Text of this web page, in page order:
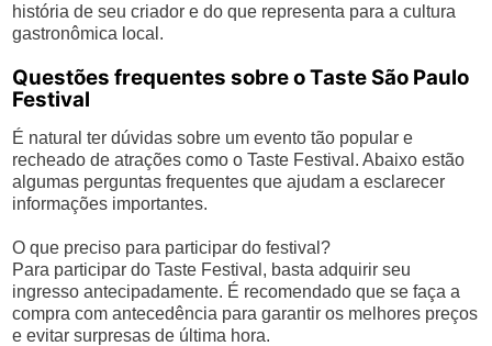
história de seu criador e do que representa para a cultura
gastronômica local.
Questões frequentes sobre o Taste São Paulo
Festival
É natural ter dúvidas sobre um evento tão popular e
recheado de atrações como o Taste Festival. Abaixo estão
algumas perguntas frequentes que ajudam a esclarecer
informações importantes.
O que preciso para participar do festival?
Para participar do Taste Festival, basta adquirir seu
ingresso antecipadamente. É recomendado que se faça a
compra com antecedência para garantir os melhores preços
e evitar surpresas de última hora.